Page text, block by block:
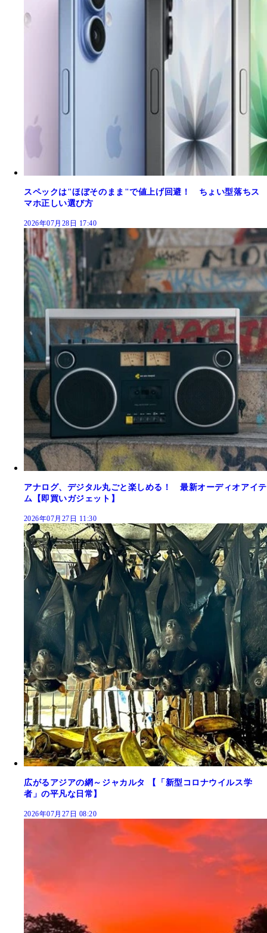
スペックは"ほぼそのまま"で値上げ回避！ ちょい型落ちス
マホ正しい選び方
2026年07月28日 17:40
アナログ、デジタル丸ごと楽しめる！ 最新オーディオアイテ
ム【即買いガジェット】
2026年07月27日 11:30
広がるアジアの網～ジャカルタ 【「新型コロナウイルス学
者」の平凡な日常】
2026年07月27日 08:20